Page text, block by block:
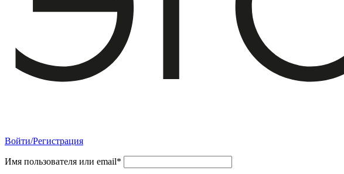
Войти/Регистрация
Имя пользователя или email*